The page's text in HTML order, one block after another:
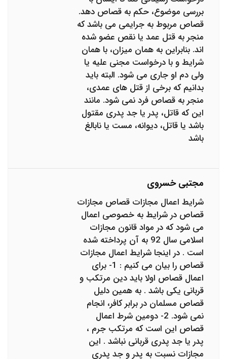
بررسی موضوع، حکم به قصاص دهد.
قصاص مربوط به جرایمی می باشد که
منجر به قتل عمد یا نقص عضو شده
اند. بنابراین به همان میزان، با همان
شرایط و با درخواست مجنی علیه یا
ولی دم او جاری می شود. البته باید
بدانیم که برخی از قتل های عمدی،
منجر به قصاص فرد نمی شود. مانند
این که قاتل، پدر یا جد پدری مقتول
باشد یا قاتل، دیوانه، مست یا نابالغ
باشد
مجتبی خسروی
شرایط اعمال مجازات قصاص مجازات
قصاص در شرایط به خصوصی اعمال
می شود که در مواد قانون مجازات
اسلامی سال 92 به آن پرداخته شده
است . در اینجا شرایط اعمال مجازات
قصاص را بیان می کنیم : 1- برای
اعمال قصاص اولا باید دین مرتکب و
قربانی یکی باشد . به همین دلیل
قصاص مسلمان در برابر کافر، انجام
نمی شود. 2- دومین شرط اعمال
قصاص این است که مرتکب جرم ،
پدر یا جد پدری قربانی نباشد . این
مجازات نسبت به پدر و جد پدری